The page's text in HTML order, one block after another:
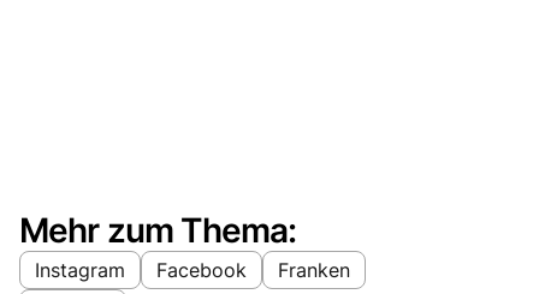
Mehr zum Thema:
Instagram Facebook
Franken